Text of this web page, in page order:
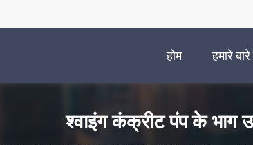
होम हमारे
श्वाइंग कंक्रीट पंप के भाग